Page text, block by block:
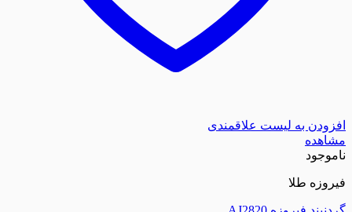
افزودن به لیست علاقمندی
مشاهده
ناموجود
فیروزه طلا